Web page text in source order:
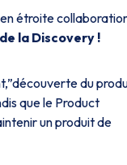
étroite
la Discovery !
du
que le Product
un produit de